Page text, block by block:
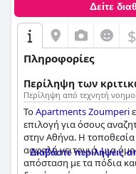
Δείτε
$
Πληροφορίες
Περίληψη των
Περίληψη από τεχνητή
ΤοApartments Zoumperi
επιλογή για όσους
στην Αθήνα. Η τοποθεσία
ασφαλή γειτονιά, μια
απόσταση με τα πόδια
Διαβάστε περιλήψεις